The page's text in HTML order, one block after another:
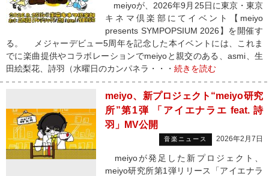
meiyoが、2026年9月25日に東京・東京
キネマ倶楽部にてイベント【meiyo
presents SYMPOPSIUM 2026】を開催す
る。 メジャーデビュー5周年を記念した本イベントには、これま
でに楽曲提供やコラボレーションでmeiyoと親交のある、asmi、生
田絵梨花、詩羽（水曜日のカンパネラ・・・ 続きを読む
meiyo、新プロジェクト“meiyo研究
所”第1弾 「アイエナラエ feat. 詩
羽」MV公開
音楽ニュース 2026年2月7日
meiyoが発足した新プロジェクト、
meiyo研究所第1弾リリース「アイエナラ